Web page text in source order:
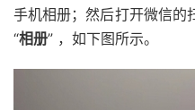
手机相册；然后打开微信的
“相册” ，如下图所示。